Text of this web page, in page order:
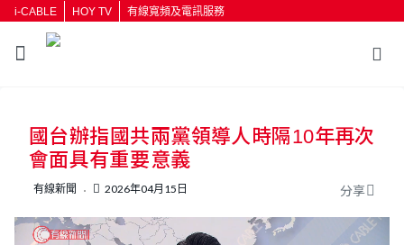
i-CABLE HOY TV 有線寬頻及電訊服務
按輸入鍵開始搜尋
國台辦指國共兩黨領導人時隔10年再次
會面具有重要意義
有線新聞 2026年04月15日 分享